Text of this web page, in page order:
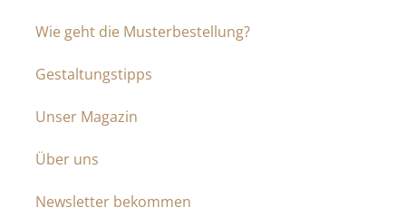
Wie geht die Musterbestellung?
Gestaltungstipps
Unser Magazin
Über uns
Newsletter bekommen